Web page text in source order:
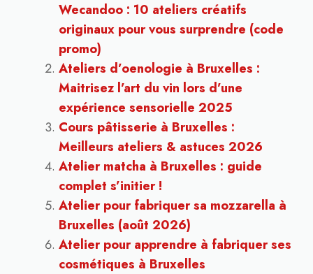
Wecandoo : 10 ateliers créatifs
originaux pour vous surprendre (code
promo)
Ateliers d’oenologie à Bruxelles :
Maitrisez l’art du vin lors d’une
expérience sensorielle 2025
Cours pâtisserie à Bruxelles :
Meilleurs ateliers & astuces 2026
Atelier matcha à Bruxelles : guide
complet s’initier !
Atelier pour fabriquer sa mozzarella à
Bruxelles (août 2026)
Atelier pour apprendre à fabriquer ses
cosmétiques à Bruxelles